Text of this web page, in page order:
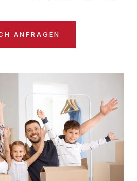
ANFRAGEN